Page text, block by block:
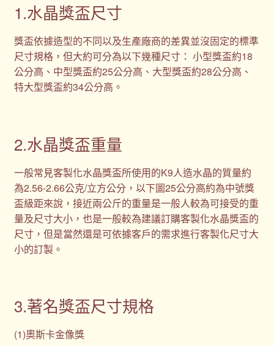
1.水晶獎盃尺寸
獎盃依據造型的不同以及生產廠商的差異並沒固定的標準
尺寸規格，但大約可分為以下幾種尺寸： 小型獎盃約18
公分高、中型獎盃約25公分高、大型獎盃約28公分高、
特大型獎盃約34公分高。
2.水晶獎盃重量
一般常見客製化水晶獎盃所使用的K9人造水晶的質量約
為2.56-2.66公克/立方公分，以下圖25公分高約為中號獎
盃級距來說，接近兩公斤的重量是一般人較為可接受的重
量及尺寸大小，也是一般較為建議訂購客製化水晶獎盃的
尺寸，但是當然還是可依據客戶的需求進行客製化尺寸大
小的訂製。
3.著名獎盃尺寸規格
(1)奧斯卡金像獎